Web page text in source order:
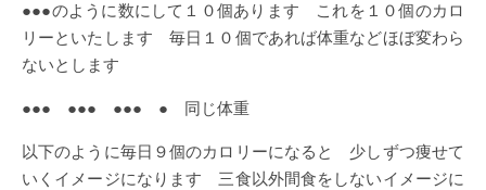
●●●のように数にして１０個あります これを１０個のカロ
リーといたします 毎日１０個であれば体重などほぼ変わら
ないとします
●●● ●●● ●●● ● 同じ体重
以下のように毎日９個のカロリーになると 少しずつ痩せて
いくイメージになります 三食以外間食をしないイメージに